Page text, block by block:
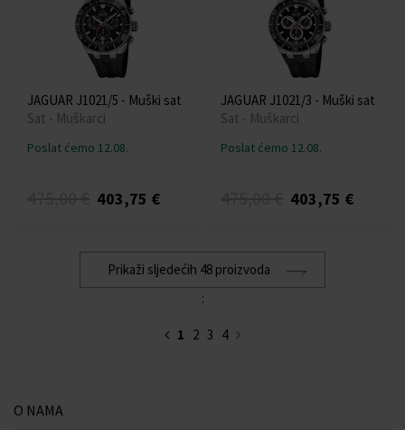
JAGUAR J1021/5 - Muški sat
Sat - Muškarci
Poslat ćemo 12.08.
403,75 €
JAGUAR J1021/3 - Muški sat
Sat - Muškarci
Poslat ćemo 12.08.
403,75 €
Prikaži sljedećih 48 proizvoda
:
1 2 3 4
O NAMA